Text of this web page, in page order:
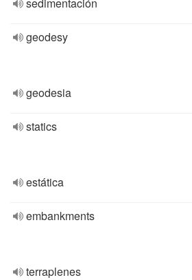
geodesy
geodesia
statics
estática
embankments
terraplenes